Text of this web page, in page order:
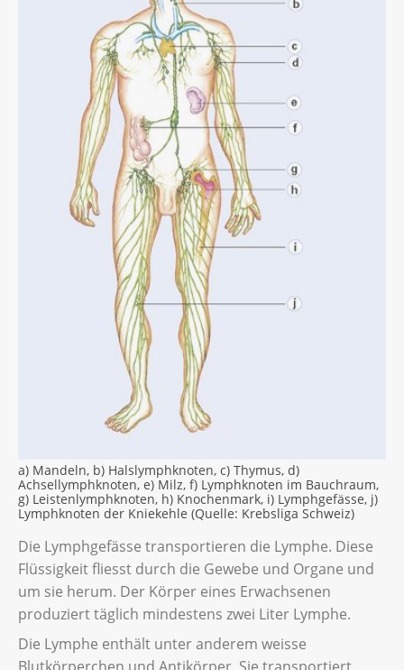
a) Mandeln, b) Halslymphknoten, c) Thymus, d)
Achsellymphknoten, e) Milz, f) Lymphknoten im Bauchraum,
g) Leistenlymphknoten, h) Knochenmark, i) Lymphgefässe, j)
Lymphknoten der Kniekehle (Quelle: Krebsliga Schweiz)
Die Lymphgefässe transportieren die Lymphe. Diese
Flüssigkeit fliesst durch die Gewebe und Organe und
um sie herum. Der Körper eines Erwachsenen
produziert täglich mindestens zwei Liter Lymphe.
Die Lymphe enthält unter anderem weisse